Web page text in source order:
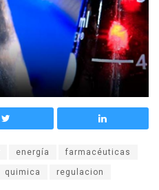
energía farmacéuticas
quimica regulacion